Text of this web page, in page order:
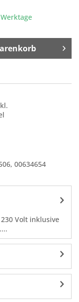
,00634654
Volt inklusive